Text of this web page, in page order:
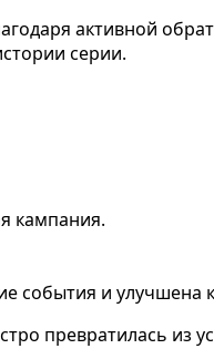
активной
серии.
кампания.
события и улучшена
превратилась из